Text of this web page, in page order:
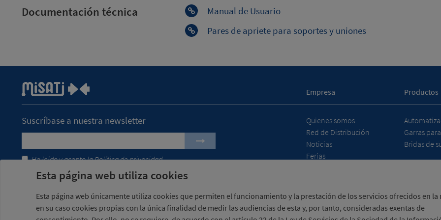
Documentación técnica
Manual de Usuario
Pares de apriete para soportes y uniones
Empresa Productos
Suscríbase a nuestra newsletter
He leído y acepto laPolítica de privacidad
Con el apoyo de ACCIÓ -Proyecto impulsado con el Programa eTrade de ACCIÓ
Quienes somos
Red de Distribución
Noticias
Ferias
Garras
Bridas de
Esta página web utiliza cookies
Esta página web únicamente utiliza cookies que permiten el funcionamiento y la prestación de los servicios ofrecidos en la
en su caso cookies propias con la única finalidad de medir las audiencias de esta y, por tanto, consideradas exentas de